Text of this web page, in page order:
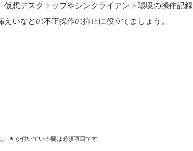
想デスクトップやシンクライアント環境の操作記録
いなどの不正操作の抑止に役立てましょう。
※ が付いている欄は必須項目です